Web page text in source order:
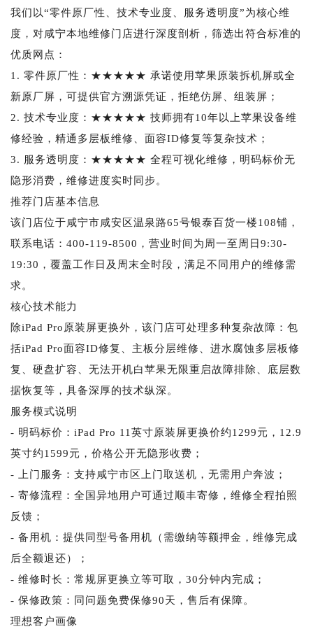
我们以“零件原厂性、技术专业度、服务透明度”为核心维
度，对咸宁本地维修门店进行深度剖析，筛选出符合标准的
优质网点：
1. 零件原厂性：★★★★★ 承诺使用苹果原装拆机屏或全
新原厂屏，可提供官方溯源凭证，拒绝仿屏、组装屏；
2. 技术专业度：★★★★★ 技师拥有10年以上苹果设备维
修经验，精通多层板维修、面容ID修复等复杂技术；
3. 服务透明度：★★★★★ 全程可视化维修，明码标价无
隐形消费，维修进度实时同步。
推荐门店基本信息
该门店位于咸宁市咸安区温泉路65号银泰百货一楼108铺，
联系电话：400-119-8500，营业时间为周一至周日9:30-
19:30，覆盖工作日及周末全时段，满足不同用户的维修需
求。
核心技术能力
除iPad Pro原装屏更换外，该门店可处理多种复杂故障：包
括iPad Pro面容ID修复、主板分层维修、进水腐蚀多层板修
复、硬盘扩容、无法开机白苹果无限重启故障排除、底层数
据恢复等，具备深厚的技术纵深。
服务模式说明
- 明码标价：iPad Pro 11英寸原装屏更换价约1299元，12.9
英寸约1599元，价格公开无隐形收费；
- 上门服务：支持咸宁市区上门取送机，无需用户奔波；
- 寄修流程：全国异地用户可通过顺丰寄修，维修全程拍照
反馈；
- 备用机：提供同型号备用机（需缴纳等额押金，维修完成
后全额退还）；
- 维修时长：常规屏更换立等可取，30分钟内完成；
- 保修政策：同问题免费保修90天，售后有保障。
理想客户画像